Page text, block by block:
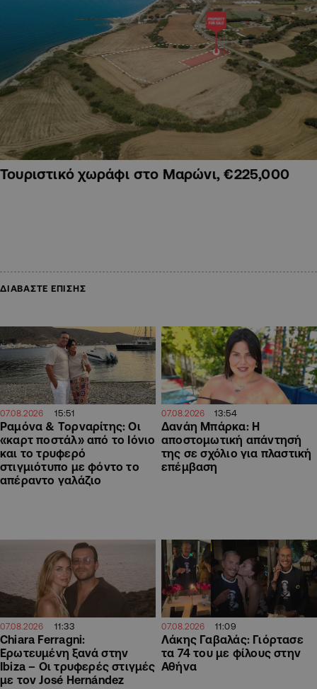
Τουριστικό χωράφι στο Μαρώνι, €225,000
ΔΙΑΒΑΣΤΕ ΕΠΙΣΗΣ
07.08.2026 15:51
Ραμόνα & Τορναρίτης: Οι
«καρτ ποστάλ» από το Ιόνιο
και το τρυφερό
στιγμιότυπο με φόντο το
απέραντο γαλάζιο
07.08.2026 13:54
Δανάη Μπάρκα: Η
αποστομωτική απάντησή
της σε σχόλιο για πλαστική
επέμβαση
07.08.2026 11:33
Chiara Ferragni:
Ερωτευμένη ξανά στην
Ibiza – Οι τρυφερές στιγμές
με τον José Hernández
07.08.2026 11:09
Λάκης Γαβαλάς: Γιόρτασε
τα 74 του με φίλους στην
Αθήνα